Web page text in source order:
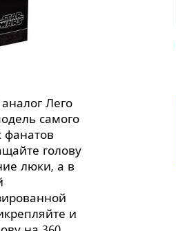
Лего
самого
фанатов
голову
люки, а в
и